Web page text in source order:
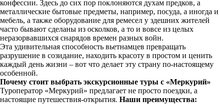
конфессии. Здесь до сих пор поклоняются духам предков, а
металлические бытовые предметы, например, посуда, а иногда и
мебель, а также оборудование для ремесел у здешних жителей
часто бывают сделаны из осколков, а то и вовсе из целых
неразорвавшихся снарядов времен разных войн.
Эта удивительная способность вьетнамцев превращать
разрушение в созидание, находить красоту в простом и ценить
каждый день жизни – вот что делает эту страну по-настоящему
особенной.
Почему стоит выбрать экскурсионные туры с «Меркурий»
Туроператор «Меркурий» предлагает не просто поездки, а
настоящие путешествия-открытия. Наши преимущества: